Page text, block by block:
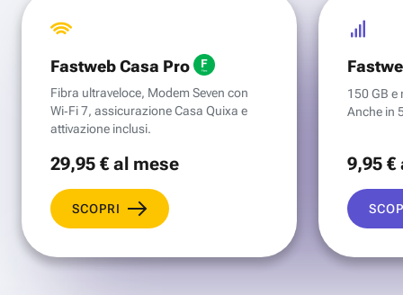
Fastweb Casa Pro
Fibra ultraveloce, Modem Seven con
Wi‑Fi 7, assicurazione Casa Quixa e
attivazione inclusi.
29,95 €al mese
SCOPRI
150 GB e
Anche in
9,95 €